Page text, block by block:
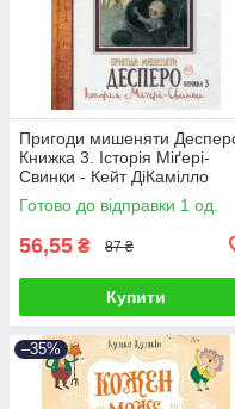
Пригоди мишеняти
Книжка 3. Історія Міґері-
Свинки - Кейт ДіКамілло
Готово до відправки 1 од.
56,55 ₴ 87 ₴
Купити
–35%